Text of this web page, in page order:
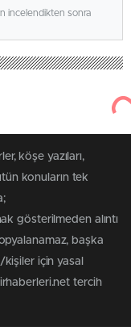
incelendikten sonra
köşe yazıları,
konuların tek
gösterilmeden alıntı
başka
kişiler için yasal
tercih